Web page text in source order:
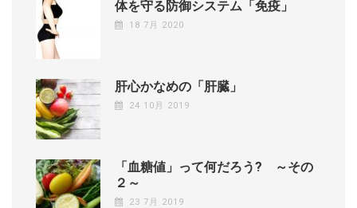
体を守る防御システム「免疫」
18 7月 2020
肝心かなめの「肝臓」
24 10月 2019
「血糖値」って何だろう? ～その
２～
23 7月 2019